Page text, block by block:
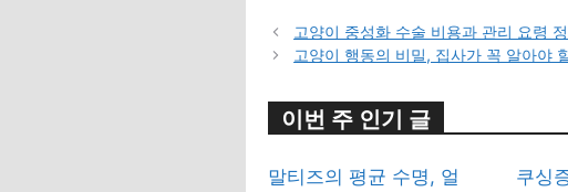
고양이 중성화 수술 비용과 관리 요령
고양이 행동의 비밀, 집사가 꼭 알아야
이번 주 인기 글
말티즈의 평균 수명, 얼
쿠싱